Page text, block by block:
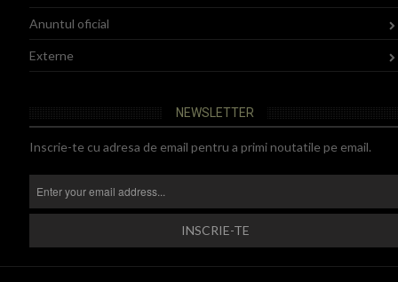
Anuntul oficial
Externe
NEWSLETTER
Inscrie-te cu adresa de email pentru a primi noutatile pe email.